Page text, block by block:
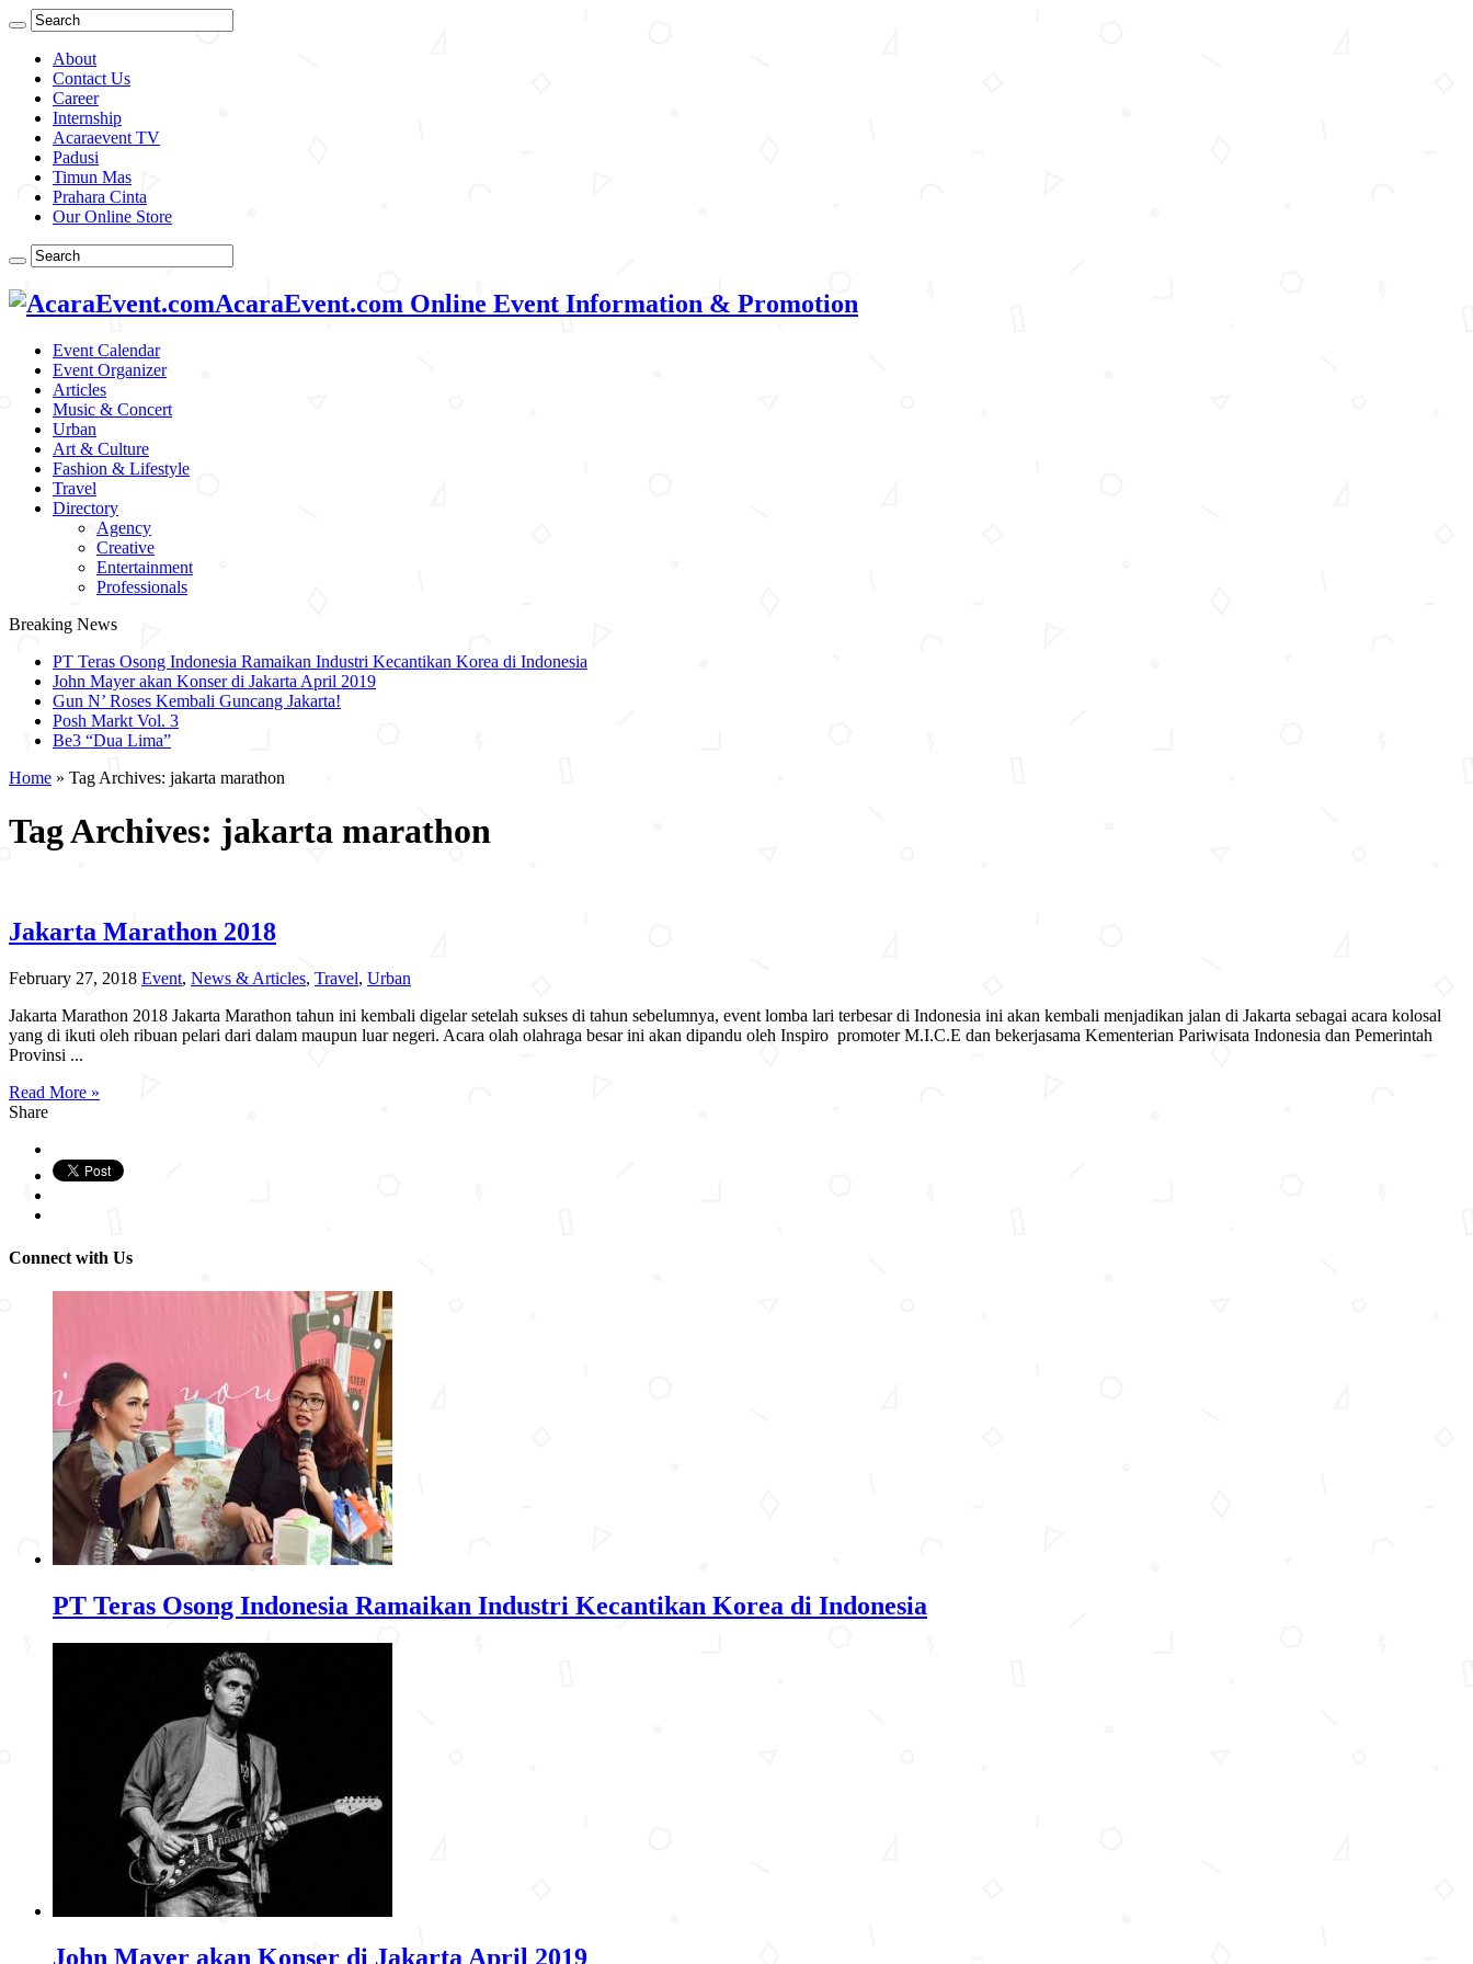
About
Contact Us
Career
Internship
Acaraevent TV
Padusi
Timun Mas
Prahara Cinta
Our Online Store
AcaraEvent.com Online Event Information & Promotion
Event Calendar
Event Organizer
Articles
Music & Concert
Urban
Art & Culture
Fashion & Lifestyle
Travel
Directory
Agency
Creative
Entertainment
Professionals
Breaking News
PT Teras Osong Indonesia Ramaikan Industri Kecantikan Korea di Indonesia
John Mayer akan Konser di Jakarta April 2019
Gun N’ Roses Kembali Guncang Jakarta!
Posh Markt Vol. 3
Be3 “Dua Lima”
Home » Tag Archives: jakarta marathon
Tag Archives: jakarta marathon
Jakarta Marathon 2018
February 27, 2018 Event, News & Articles, Travel, Urban
Jakarta Marathon 2018 Jakarta Marathon tahun ini kembali digelar setelah sukses di tahun sebelumnya, event lomba lari terbesar di Indonesia ini akan kembali menjadikan jalan di Jakarta sebagai acara kolosal
yang di ikuti oleh ribuan pelari dari dalam maupun luar negeri. Acara olah olahraga besar ini akan dipandu oleh Inspiro promoter M.I.C.E dan bekerjasama Kementerian Pariwisata Indonesia dan Pemerintah
Provinsi ...
Read More »
Share
Connect with Us
PT Teras Osong Indonesia Ramaikan Industri Kecantikan Korea di Indonesia
John Mayer akan Konser di Jakarta April 2019